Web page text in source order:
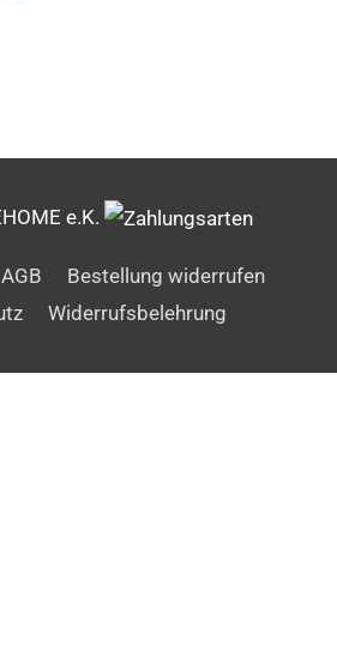
e.K.
AGB
Bestellung widerrufen
Widerrufsbelehrung